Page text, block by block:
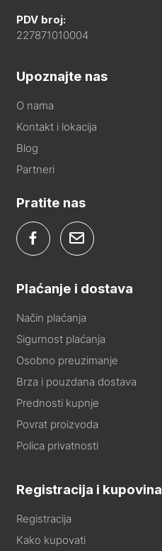
PDV broj:
227871010004
Upoznajte nas
O nama
Kontakt i lokacija
Blog
Partneri
Pratite nas
Plaćanje i dostava
Način plaćanja
Sigurnost plaćanja
Osobno preuzimanje
Brza i pouzdana dostava
Prednosti kupnje
Povrat proizvoda
Polica privatnosti
Registracija i kupovina
Registracija
Kako kupovati